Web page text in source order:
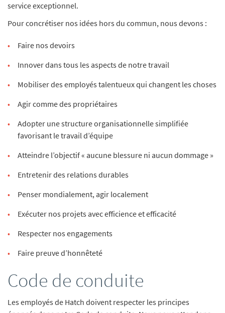
service exceptionnel.
Pour concrétiser nos idées hors du commun, nous devons :
Faire nos devoirs
Innover dans tous les aspects de notre travail
Mobiliser des employés talentueux qui changent les choses
Agir comme des propriétaires
Adopter une structure organisationnelle simplifiée
favorisant le travail d’équipe
Atteindre l’objectif « aucune blessure ni aucun dommage »
Entretenir des relations durables
Penser mondialement, agir localement
Exécuter nos projets avec efficience et efficacité
Respecter nos engagements
Faire preuve d’honnêteté
Code de conduite
Les employés de Hatch doivent respecter les principes